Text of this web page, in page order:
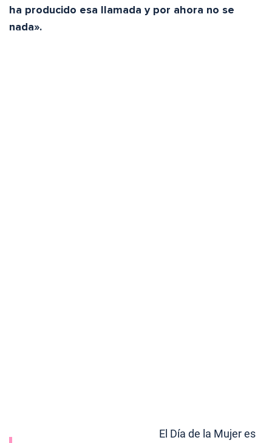
ha producido esa llamada y por ahora no se
nada».
El Día de la Mujer es